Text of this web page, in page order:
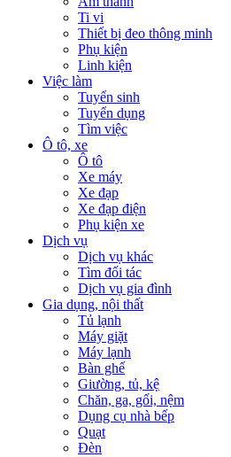
Ti vi
Thiết bị đeo thông minh
Phụ kiện
Linh kiện
Việc làm
Tuyển sinh
Tuyển dụng
Tìm việc
Ô tô, xe
Ô tô
Xe máy
Xe đạp
Xe đạp điện
Phụ kiện xe
Dịch vụ
Dịch vụ khác
Tìm đối tác
Dịch vụ gia đình
Gia dụng, nội thất
Tủ lạnh
Máy giặt
Máy lạnh
Bàn ghế
Giường, tủ, kệ
Chăn, ga, gối, nệm
Dụng cụ nhà bếp
Quạt
Đèn